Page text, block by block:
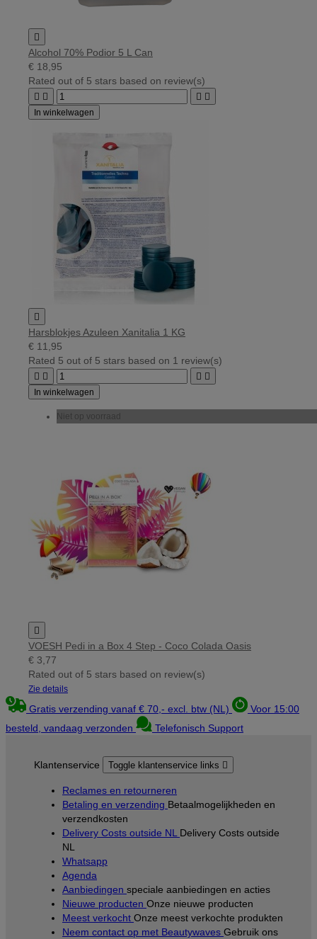

Alcohol 70% Podior 5 L Can
€ 18,95
Rated out of 5 stars based on review(s)
   
In winkelwagen

Harsblokjes Azuleen Xanitalia 1 KG
€ 11,95
Rated 5 out of 5 stars based on 1 review(s)
   
In winkelwagen
Niet op voorraad

VOESH Pedi in a Box 4 Step - Coco Colada Oasis
€ 3,77
Rated out of 5 stars based on review(s)
Zie details
Gratis verzending vanaf € 70,- excl. btw (NL)
Voor 15:00
besteld, vandaag verzonden
Telefonisch Support
Klantenservice Toggle klantenservice links 
Reclames en retourneren
Betaling en verzending Betaalmogelijkheden en
verzendkosten
Delivery Costs outside NL Delivery Costs outside
NL
Whatsapp
Agenda
Aanbiedingen speciale aanbiedingen en acties
Nieuwe producten Onze nieuwe producten
Meest verkocht Onze meest verkochte produkten
Neem contact op met Beautywaves Gebruik ons